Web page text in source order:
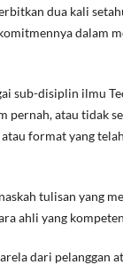
dua kali
dalam
sub-disiplin ilmu
atau tidak
format yang
tulisan yang
ahli yang
dari pelanggan